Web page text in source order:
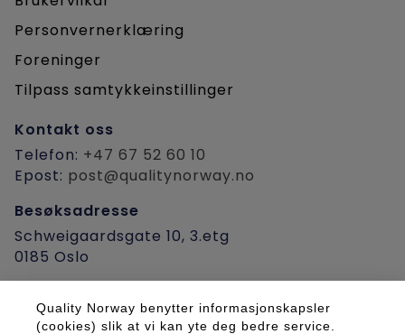
Kontakt oss
Telefon: +47 67 52 60 10
Epost: post@qualitynorway.no
Besøksadresse
Schweigaardsgate 10, 3.etg
0185 Oslo
Postboks 9355, Grønland
Personvernerklæring
Foreninger
Tilpass samtykkeinstillinger
Quality Norway benytter informasjonskapsler
(cookies) slik at vi kan yte deg bedre service.